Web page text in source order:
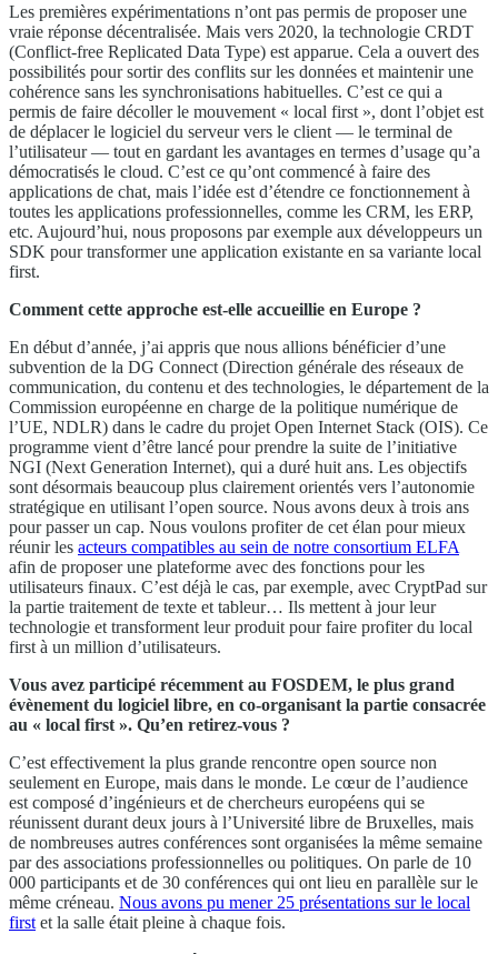
Les premières expérimentations n’ont pas permis de proposer une
vraie réponse décentralisée. Mais vers 2020, la technologie CRDT
(Conflict-free Replicated Data Type) est apparue. Cela a ouvert des
possibilités pour sortir des conflits sur les données et maintenir une
cohérence sans les synchronisations habituelles. C’est ce qui a
permis de faire décoller le mouvement « local first », dont l’objet est
de déplacer le logiciel du serveur vers le client — le terminal de
l’utilisateur — tout en gardant les avantages en termes d’usage qu’a
démocratisés le cloud. C’est ce qu’ont commencé à faire des
applications de chat, mais l’idée est d’étendre ce fonctionnement à
toutes les applications professionnelles, comme les CRM, les ERP,
etc. Aujourd’hui, nous proposons par exemple aux développeurs un
SDK pour transformer une application existante en sa variante local
first.
Comment cette approche est-elle accueillie en Europe ?
En début d’année, j’ai appris que nous allions bénéficier d’une
subvention de la DG Connect (Direction générale des réseaux de
communication, du contenu et des technologies, le département de la
Commission européenne en charge de la politique numérique de
l’UE, NDLR) dans le cadre du projet Open Internet Stack (OIS). Ce
programme vient d’être lancé pour prendre la suite de l’initiative
NGI (Next Generation Internet), qui a duré huit ans. Les objectifs
sont désormais beaucoup plus clairement orientés vers l’autonomie
stratégique en utilisant l’open source. Nous avons deux à trois ans
pour passer un cap. Nous voulons profiter de cet élan pour mieux
réunir les acteurs compatibles au sein de notre consortium ELFA
afin de proposer une plateforme avec des fonctions pour les
utilisateurs finaux. C’est déjà le cas, par exemple, avec CryptPad sur
la partie traitement de texte et tableur… Ils mettent à jour leur
technologie et transforment leur produit pour faire profiter du local
first à un million d’utilisateurs.
Vous avez participé récemment au FOSDEM, le plus grand
évènement du logiciel libre, en co-organisant la partie consacrée
au « local first ». Qu’en retirez-vous ?
C’est effectivement la plus grande rencontre open source non
seulement en Europe, mais dans le monde. Le cœur de l’audience
est composé d’ingénieurs et de chercheurs européens qui se
réunissent durant deux jours à l’Université libre de Bruxelles, mais
de nombreuses autres conférences sont organisées la même semaine
par des associations professionnelles ou politiques. On parle de 10
000 participants et de 30 conférences qui ont lieu en parallèle sur le
même créneau. Nous avons pu mener 25 présentations sur le local
first et la salle était pleine à chaque fois.